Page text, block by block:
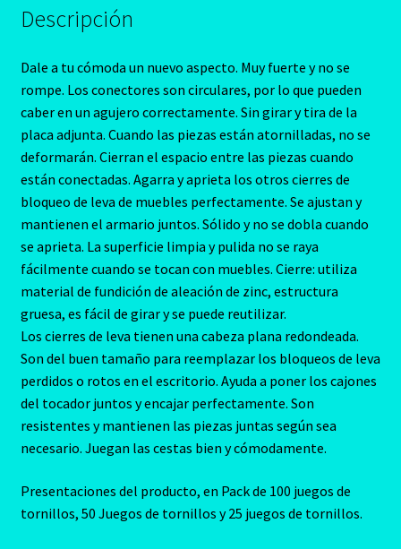
Descripción
Dale a tu cómoda un nuevo aspecto. Muy fuerte y no se
rompe. Los conectores son circulares, por lo que pueden
caber en un agujero correctamente. Sin girar y tira de la
placa adjunta. Cuando las piezas están atornilladas, no se
deformarán. Cierran el espacio entre las piezas cuando
están conectadas. Agarra y aprieta los otros cierres de
bloqueo de leva de muebles perfectamente. Se ajustan y
mantienen el armario juntos. Sólido y no se dobla cuando
se aprieta. La superficie limpia y pulida no se raya
fácilmente cuando se tocan con muebles. Cierre: utiliza
material de fundición de aleación de zinc, estructura
gruesa, es fácil de girar y se puede reutilizar.
Los cierres de leva tienen una cabeza plana redondeada.
Son del buen tamaño para reemplazar los bloqueos de leva
perdidos o rotos en el escritorio. Ayuda a poner los cajones
del tocador juntos y encajar perfectamente. Son
resistentes y mantienen las piezas juntas según sea
necesario. Juegan las cestas bien y cómodamente.
Presentaciones del producto, en Pack de 100 juegos de
tornillos, 50 Juegos de tornillos y 25 juegos de tornillos.